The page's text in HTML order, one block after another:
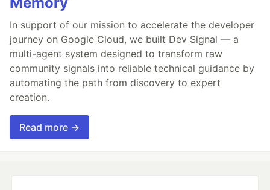
In support of our mission to accelerate the developer
journey on Google Cloud, we built Dev Signal — a
multi-agent system designed to transform raw
community signals into reliable technical guidance by
automating the path from discovery to expert
creation.
Read more →